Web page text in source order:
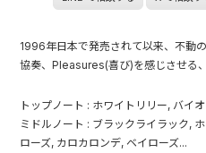
1996年日本で発売されて以来、不動
協奏、Pleasures(喜び)を感じさせる
トップノート : ホワイトリリー, バイ
ミドルノート : ブラックライラック,
ローズ, カロカロンデ, ベイローズ...